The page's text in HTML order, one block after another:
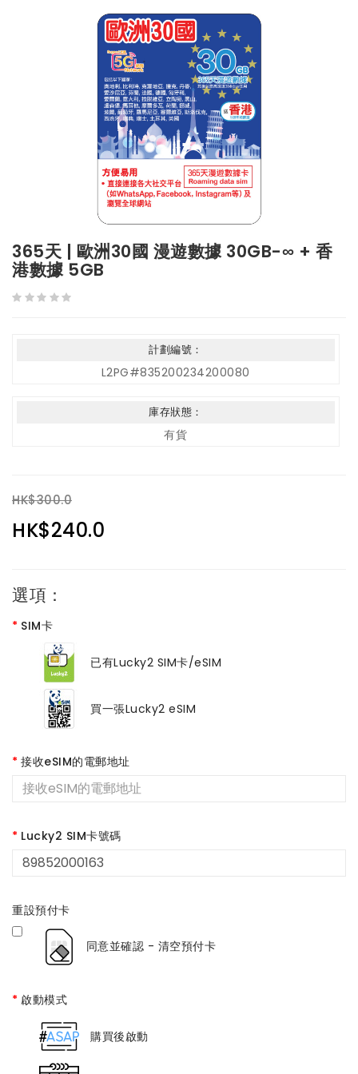
365天 | 歐洲30國 漫遊數據 30GB-∞ + 香
港數據 5GB
計劃編號：
L2PG#835200234200080
庫存狀態：
有貨
HK$300.0
HK$240.0
選項：
SIM卡
已有Lucky2 SIM卡/eSIM
買一張Lucky2 eSIM
接收eSIM的電郵地址
Lucky2 SIM卡號碼
重設預付卡
同意並確認 - 清空預付卡
啟動模式
購買後啟動